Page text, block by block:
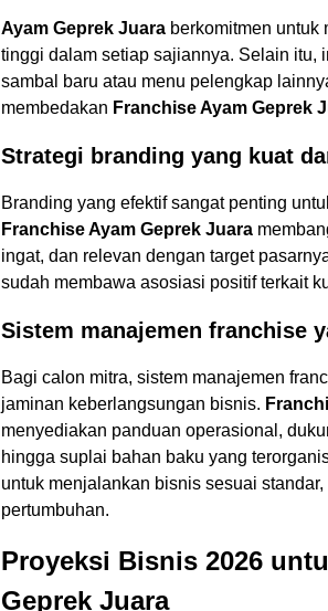
Ayam Geprek Juara berkomitmen untuk
tinggi dalam setiap sajiannya. Selain itu,
sambal baru atau menu pelengkap
membedakan Franchise Ayam Geprek
Strategi branding yang kuat
Branding yang efektif sangat penting
Franchise Ayam Geprek Juara
ingat, dan relevan dengan target
sudah membawa asosiasi positif terkait
Sistem manajemen franchise
Bagi calon mitra, sistem manajemen
jaminan keberlangsungan bisnis.
menyediakan panduan operasional,
hingga suplai bahan baku yang
untuk menjalankan bisnis sesuai
pertumbuhan.
Proyeksi Bisnis 2026
Geprek Juara